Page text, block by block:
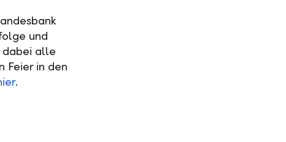
und
dabei alle
Feier in den
.